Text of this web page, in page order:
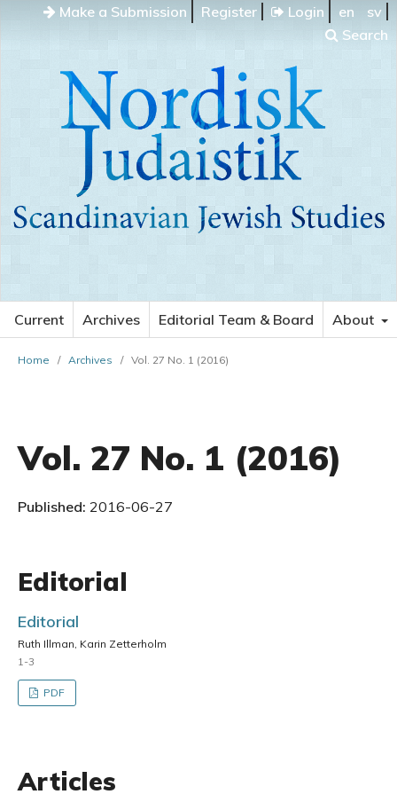
Make a Submission Register Login en
sv
Search
Current Archives Editorial Team & Board About
Home / Archives / Vol. 27 No. 1 (2016)
Vol. 27 No. 1 (2016)
Published: 2016-06-27
Editorial
Editorial
Ruth Illman, Karin Zetterholm
1-3
PDF
Articles